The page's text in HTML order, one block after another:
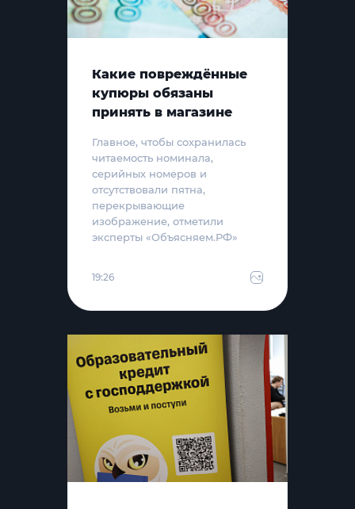
Какие повреждённые
купюры обязаны
принять в магазине
Главное, чтобы сохранилась
читаемость номинала,
серийных номеров и
отсутствовали пятна,
перекрывающие
изображение, отметили
эксперты «Объясняем.РФ»
19:26